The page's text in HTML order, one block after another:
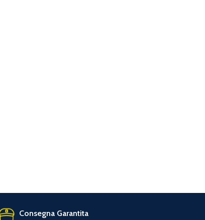
Consegna Garantita